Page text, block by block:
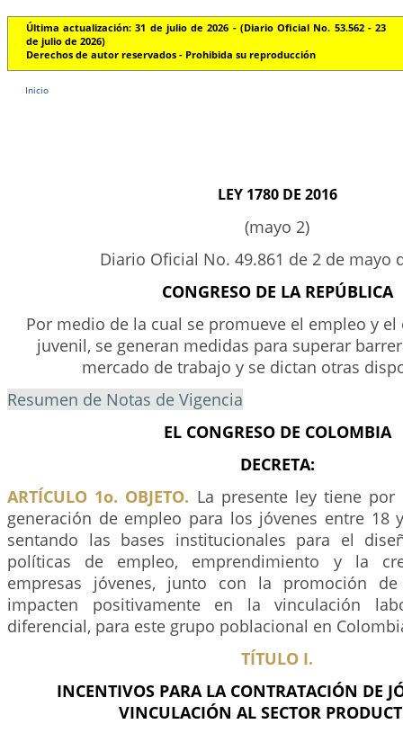
Última actualización: 31 de julio de 2026 - (Diario Oficial No. 53.562 - 23
de julio de 2026)
Derechos de autor reservados - Prohibida su reproducción
Inicio
LEY 1780 DE 2016
(mayo 2)
Diario Oficial No. 49.861 de 2 de mayo
CONGRESO DE LA REPÚBLICA
Por medio de la cual se promueve el empleo y
juvenil, se generan medidas para superar
mercado de trabajo y se dictan otras
Resumen de Notas de Vigencia
EL CONGRESO DE COLOMBIA
DECRETA:
ARTÍCULO 1o. OBJETO. La presente ley tiene
generación de empleo para los jóvenes entre 18
sentando las bases institucionales para el
políticas de empleo, emprendimiento y la
empresas jóvenes, junto con la promoción
impacten positivamente en la vinculación
diferencial, para este grupo poblacional en
TÍTULO I.
INCENTIVOS PARA LA CONTRATACIÓN DE
VINCULACIÓN AL SECTOR